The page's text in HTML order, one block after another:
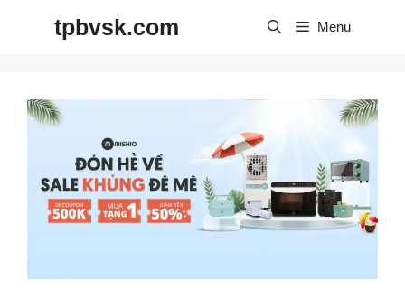
tpbvsk.com Menu